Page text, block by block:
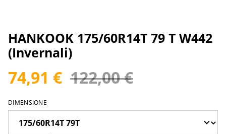
HANKOOK 175/60R14T 79 T W442
(Invernali)
74,91 € 122,00 €
DIMENSIONE